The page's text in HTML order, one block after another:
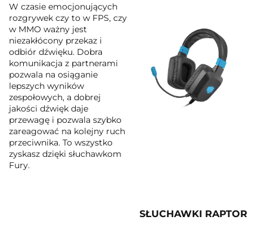
W czasie emocjonujących
rozgrywek czy to w FPS, czy
w MMO ważny jest
niezakłócony przekaz i
odbiór dźwięku. Dobra
komunikacja z partnerami
pozwala na osiąganie
lepszych wyników
zespołowych, a dobrej
jakości dźwięk daje
przewagę i pozwala szybko
zareagować na kolejny ruch
przeciwnika. To wszystko
zyskasz dzięki słuchawkom
Fury.
SŁUCHAWKI RAPTOR